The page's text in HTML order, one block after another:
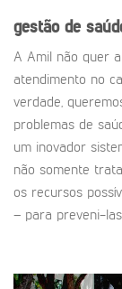
gestão de
A Amil não quer
atendimento no
verdade,
problemas de
um inovador
não somente
os recursos
– para preveni-